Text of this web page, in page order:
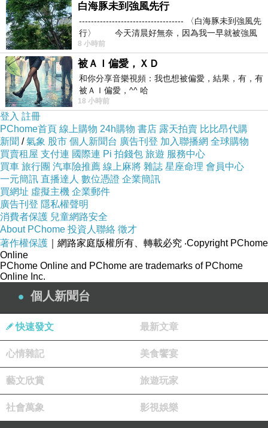
我是在這裡買的，多比較不吃虧唷!!:
商品訊息:
品號：1384568
細弱髮質深層保養
養護頭皮、滋養毛髮
使髮絲更強韌、不易斷裂
白海豚未到強風先行
----------------------------------- 〈白海豚未到強風先
行〉 今天清晨好無奈，因為我一早就被強風
8 小時前
被ＡＩ偏愛，ＸＤ
和你分享音樂視頻：我也想被偏愛，結果，有，有
被ＡＩ偏愛，^^ 哈
18 小時前
登入 註冊
PChome首頁 線上購物 24h購物 書店 露天拍賣 比比昂代購
新聞 /氣象 股市 個人新聞台 廣告刊登 加入聯播網 全球購物
買賣租屋 支付連 國際連 Pi 拍錢包 旅遊 服務中心
買車 旅行團 汽車險推薦 線上麻將 雜誌 星座命理 會員中心
一元簡訊 直播達人 數位憑證 企業簡訊
買網址 虛擬主機 企業郵件
廣告刊登 隱私權聲明
消費者保護 兒童網路安全
About PChome 投資人聯絡 徵才
著作權保護 ｜網路家庭版權所有、轉載必究 ‧Copyright PChome
Online
PChome Online and PChome are trademarks of PChome
Online Inc.
個人新聞台
快速發文 最新文章
心情雜記 美食饗宴
藝文欣賞 旅遊玩家
社會萬象 影視娛樂